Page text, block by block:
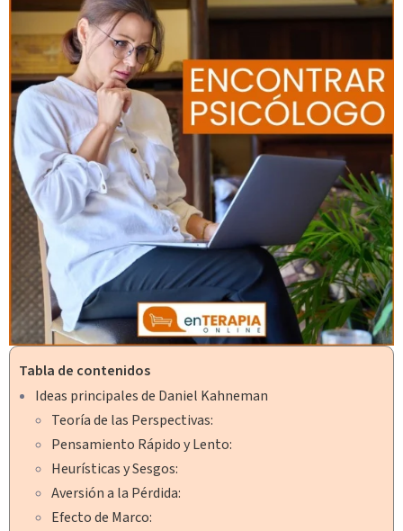
Tabla de contenidos
Ideas principales de Daniel Kahneman
Teoría de las Perspectivas:
Pensamiento Rápido y Lento:
Heurísticas y Sesgos:
Aversión a la Pérdida:
Efecto de Marco: